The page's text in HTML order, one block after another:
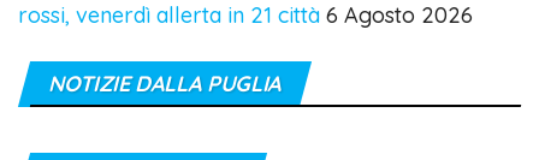
rossi, venerdì allerta in 21 città 6 Agosto 2026
NOTIZIE DALLA PUGLIA